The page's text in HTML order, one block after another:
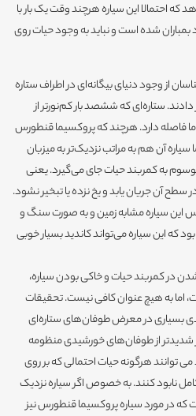
احتمالا این سیاره هرچند وقت یک بار با
شده است و نباید به وجود حیات روی
از وجود دنیای بیگانه‌ای در اطراف ستاره
ستاره‌ای که ششصد بار کم‌نورتر از
4.2 سال نوری با ما فاصله دارد. هرچند که پروکسیما قنطورس
آن هم به مراتب نزدیک‌تر به میزبان
به کمربند حیات جای می‌گیرد. یعنی
آن جریان یابد و یخ‌ نزده یا تبخیر نشود.
این سیاره مشابه زمین و به صورت سنگ و
که این سیاره می‌تواند کاندید بسیار خوبی
در کمربند حیات و خاکی بودن سیاره،
اما به هیچ عنوان کافی نیست. تحقیقات
بسیاری در معرض طوفان‌های ستاره‌ای
شدیدتر از طوفان‌های خورشیدی منظومه
هرگونه حیات احتمالی که بر روی
نابود کنند. به خصوص اگر سیاره نزدیک
که در مورد سیاره پروکسیما قنطورس نیز